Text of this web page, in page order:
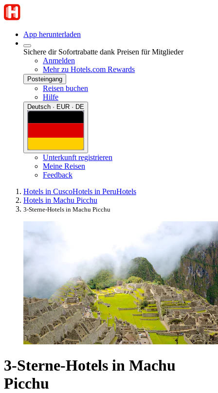
App herunterladen
Sichere dir Sofortrabatte dank Preisen für Mitglieder
Anmelden
Mehr zu Hotels.com Rewards
Posteingang
Reisen buchen
Hilfe
Deutsch · EUR · DE
Unterkunft registrieren
Meine Reisen
Feedback
Hotels in CuscoHotels in PeruHotels
Hotels in Machu Picchu
3-Sterne-Hotels in Machu Picchu
3-Sterne-Hotels in Machu
Picchu